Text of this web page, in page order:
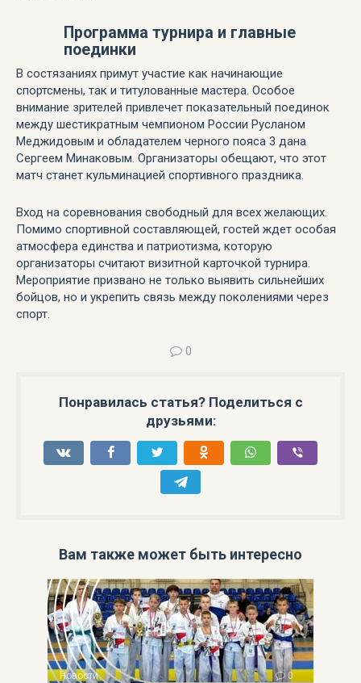
Программа турнира и главные
поединки
В состязаниях примут участие как начинающие
спортсмены, так и титулованные мастера. Особое
внимание зрителей привлечет показательный поединок
между шестикратным чемпионом России Русланом
Меджидовым и обладателем черного пояса 3 дана
Сергеем Минаковым. Организаторы обещают, что этот
матч станет кульминацией спортивного праздника.
Вход на соревнования свободный для всех желающих.
Помимо спортивной составляющей, гостей ждет особая
атмосфера единства и патриотизма, которую
организаторы считают визитной карточкой турнира.
Мероприятие призвано не только выявить сильнейших
бойцов, но и укрепить связь между поколениями через
спорт.
0
Понравилась статья? Поделиться с
друзьями:
Вам также может быть интересно
Новости 0